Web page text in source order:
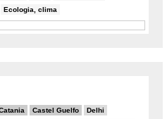
Ecologia, clima
Castel Guelfo Delhi